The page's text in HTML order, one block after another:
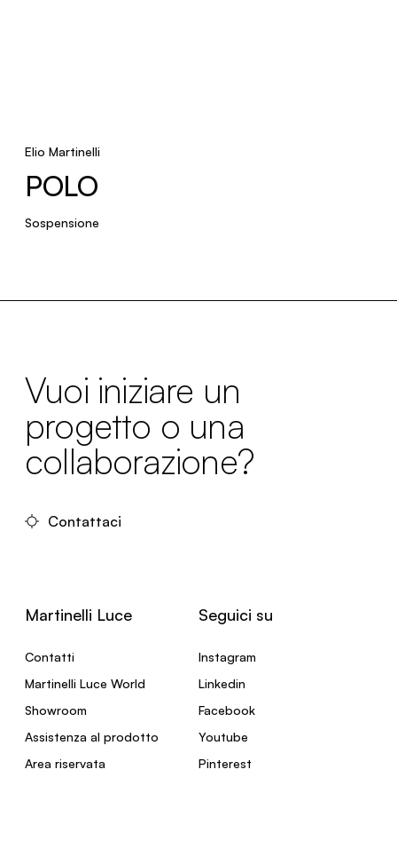
Elio Martinelli
POLO
Sospensione
Vuoi iniziare un
progetto o una
collaborazione?
Contattaci
Martinelli Luce
Contatti
Martinelli Luce World
Showroom
Assistenza al prodotto
Area riservata
Seguici su
Instagram
Linkedin
Facebook
Youtube
Pinterest